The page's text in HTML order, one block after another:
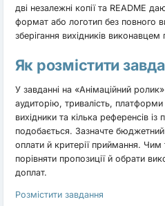
дві незалежні копії та README
формат або логотип без повного
зберігання вихідників
Як розмістити
У завданні на «Анімаційний
аудиторію, тривалість,
вихідники та кілька референсів
подобається. Зазначте
оплати й критерії приймання. Чим
порівняти пропозиції й обрати
доплат.
Розмістити завдання